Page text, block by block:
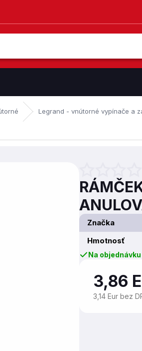
Legrand - vnútorné vypínače a
Priemerné
Značka
Hmotnosť
Na objednávku
3,86
3,14 Eur bez